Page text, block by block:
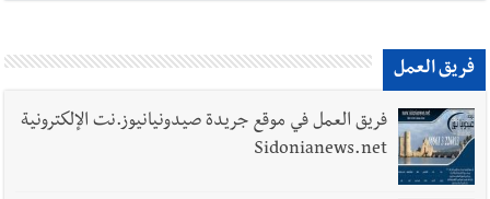
فريق العمل
فريق العمل في موقع جريدة صيدونيانيوز.نت الإلكترونية
Sidonianews.net